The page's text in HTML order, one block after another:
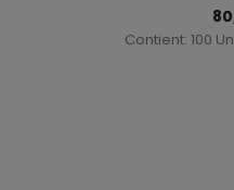
Contient: 100